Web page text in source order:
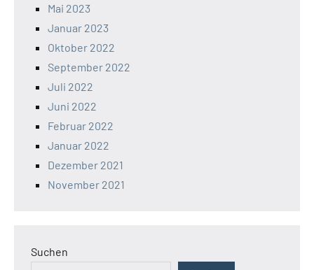
Mai 2023
Januar 2023
Oktober 2022
September 2022
Juli 2022
Juni 2022
Februar 2022
Januar 2022
Dezember 2021
November 2021
Suchen